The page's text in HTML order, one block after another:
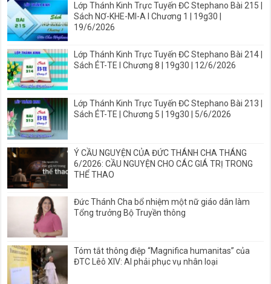
Lớp Thánh Kinh Trực Tuyến ĐC Stephano Bài 215 |
Sách NƠ-KHE-MI-A I Chương 1 | 19g30 |
19/6/2026
Lớp Thánh Kinh Trực Tuyến ĐC Stephano Bài 214 |
Sách ÉT-TE I Chương 8 | 19g30 | 12/6/2026
Lớp Thánh Kinh Trực Tuyến ĐC Stephano Bài 213 |
Sách ÉT-TE | Chương 5 | 19g30 | 5/6/2026
Ý CẦU NGUYỆN CỦA ĐỨC THÁNH CHA THÁNG
6/2026: CẦU NGUYỆN CHO CÁC GIÁ TRỊ TRONG
THỂ THAO
Đức Thánh Cha bổ nhiệm một nữ giáo dân làm
Tổng trưởng Bộ Truyền thông
Tóm tắt thông điệp “Magnifica humanitas” của
ĐTC Lêô XIV: AI phải phục vụ nhân loại